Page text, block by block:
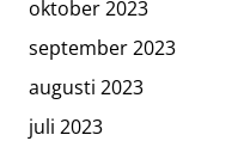
oktober 2023
september 2023
augusti 2023
juli 2023